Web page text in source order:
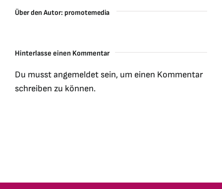
Über den Autor: promotemedia
Hinterlasse einen Kommentar
Du musstangemeldet sein, um einen Kommentar
schreiben zu können.